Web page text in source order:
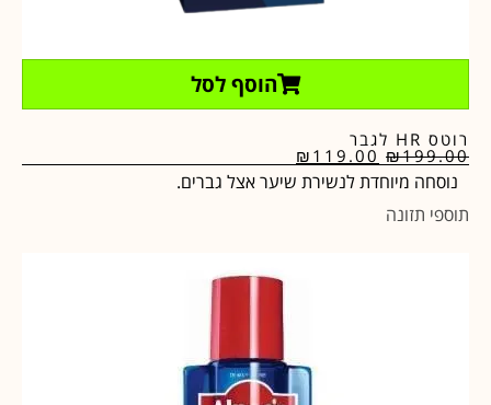
הוסף לסל
רוטס HR לגבר
₪199.00
₪ 119.00
נוסחה מיוחדת לנשירת שיער אצל גברים.
תוספי תזונה